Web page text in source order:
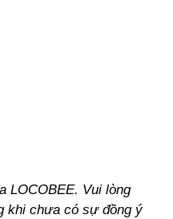
LOCOBEE. Vui lòng
khi chưa có sự đồng ý